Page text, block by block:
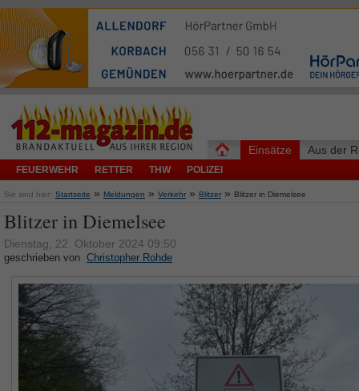
Einsätze
FEUERWEHR RETTER THW POLIZEI
Aus der
Sie sind hier: Startseite » Meldungen » Verkehr » Blitzer » Blitzer in Diemelsee
Blitzer in Diemelsee
Dienstag, 22. Oktober 2024 09:50
geschrieben von Christopher Rohde